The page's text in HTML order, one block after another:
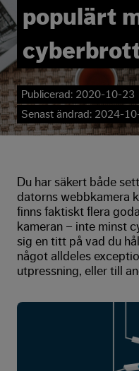
populärt
Publicerad: 2020-10-23
Senast ändrad: 2024-
Du har säkert både
datorns webbkamera
finns faktiskt flera
kameran – inte minst
sig en titt på vad du
något alldeles
utpressning, eller till